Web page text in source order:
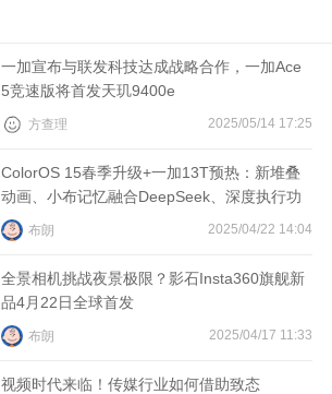
一加宣布与联发科技达成战略合作，一加Ace
5竞速版将首发天玑9400e
方查理 2025/05/14 17:25
ColorOS 15春季升级+一加13T预热：新堆叠
动画、小布记忆融合DeepSeek、深度执行功
能6月更新
布朗 2025/04/22 14:04
全景相机挑战夜景极限？影石Insta360旗舰新
品4月22日全球首发
布朗 2025/04/17 11:33
视频时代来临！传媒行业如何借助致态